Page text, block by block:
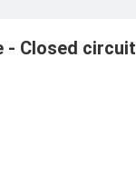
- Closed circuit